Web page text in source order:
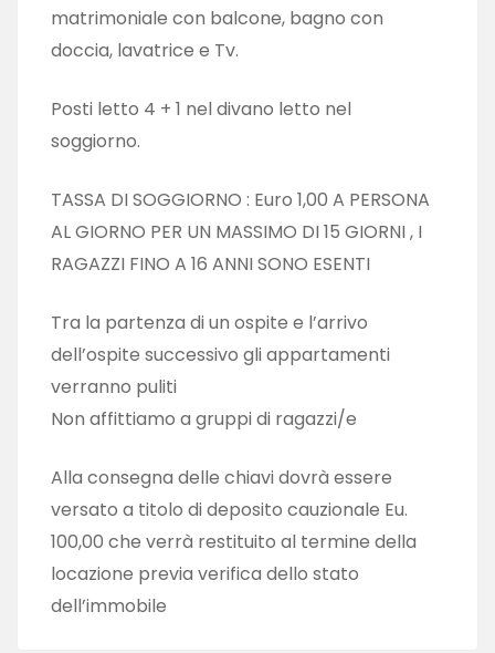
matrimoniale con balcone, bagno con
doccia, lavatrice e Tv.
Posti letto 4 + 1 nel divano letto nel
soggiorno.
TASSA DI SOGGIORNO : Euro 1,00 A PERSONA
AL GIORNO PER UN MASSIMO DI 15 GIORNI , I
RAGAZZI FINO A 16 ANNI SONO ESENTI
Tra la partenza di un ospite e l’arrivo
dell’ospite successivo gli appartamenti
verranno puliti
Non affittiamo a gruppi di ragazzi/e
Alla consegna delle chiavi dovrà essere
versato a titolo di deposito cauzionale Eu.
100,00 che verrà restituito al termine della
locazione previa verifica dello stato
dell’immobile